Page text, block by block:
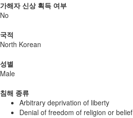
가해자 신상 획득 여부
No
국적
North Korean
성별
Male
침해 종류
Arbitrary deprivation of liberty
Denial of freedom of religion or belief